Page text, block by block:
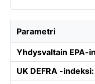
Parametri
Yhdysvaltain EPA-
UK DEFRA -indeksi: